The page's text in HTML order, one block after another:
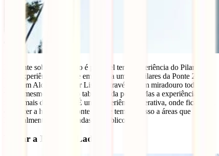
Na ponte sobre o rio Tejo é possível ter a Experiência do Pilar 7.
Esta experiência consiste em subir a um dos pilares da Ponte 25 de
Abril em Alcântara, e ver Lisboa através de um miradouro todo em
vidro, mesmo ao lado do tabuleiro da ponte. Mas a experiência é
muito mais do que isto. É uma experiência interativa, onde ficamos a
conhecer a história da ponte e onde temos acesso a áreas que
habitualmente estão vedadas ao público.
Visitar a Feira da Ladra